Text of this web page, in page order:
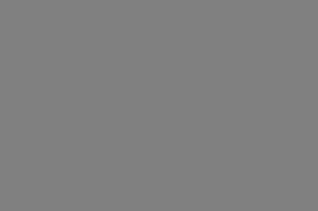
om antal besøg og hvordan hjemmesiden bruges.